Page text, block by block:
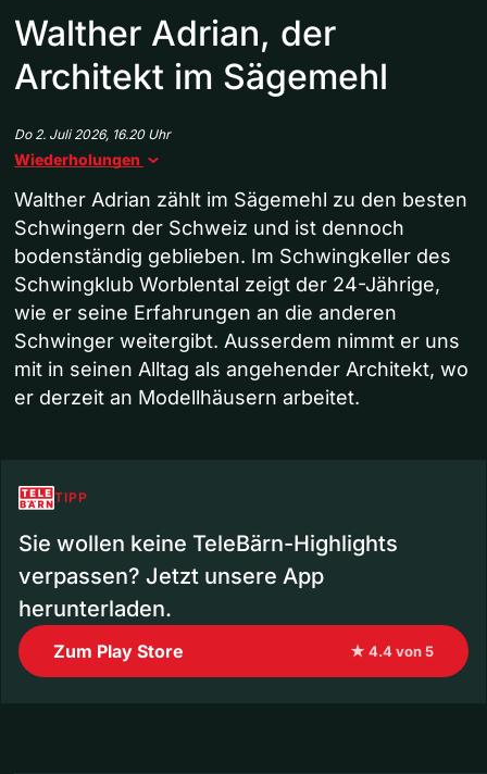
Walther Adrian, der
Architekt im Sägemehl
Do 2. Juli 2026, 16.20 Uhr
Wiederholungen
Walther Adrian zählt im Sägemehl zu den besten
Schwingern der Schweiz und ist dennoch
bodenständig geblieben. Im Schwingkeller des
Schwingklub Worblental zeigt der 24-Jährige,
wie er seine Erfahrungen an die anderen
Schwinger weitergibt. Ausserdem nimmt er uns
mit in seinen Alltag als angehender Architekt, wo
er derzeit an Modellhäusern arbeitet.
TIPP
Sie wollen keine TeleBärn-Highlights
verpassen? Jetzt unsere App
herunterladen.
Zum Play Store ★ 4.4 von 5